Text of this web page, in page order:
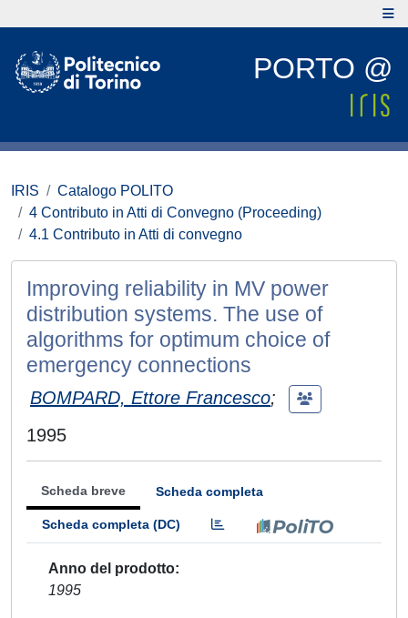
PORTO @
IRIS
Catalogo POLITO
4 Contributo in Atti di Convegno (Proceeding)
4.1 Contributo in Atti di convegno
Improving reliability in MV power
distribution systems. The use of
algorithms for optimum choice of
emergency connections
BOMPARD, Ettore Francesco;
1995
Scheda breve Scheda completa
Scheda completa (DC)
Anno del prodotto
1995